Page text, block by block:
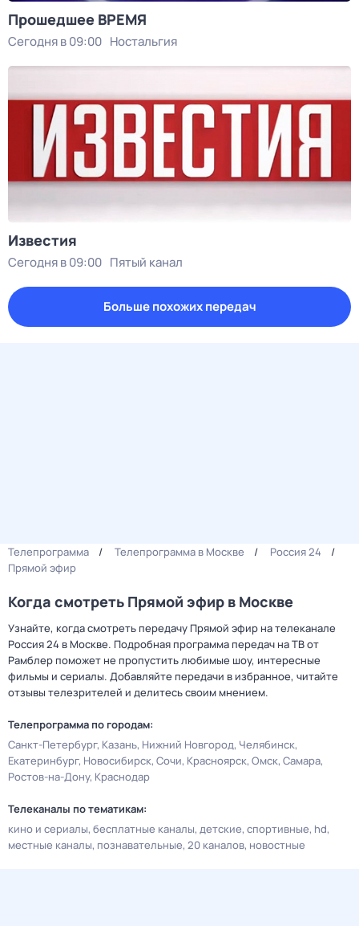
Прошедшее ВРЕМЯ
Сегодня в 09:00 Ностальгия
Известия
Сегодня в 09:00 Пятый канал
Больше похожих передач
Телепрограмма Телепрограмма в Москве
Россия 24
Прямой эфир
Когда смотреть Прямой эфир в Москве
Узнайте, когда смотреть передачу Прямой эфир на телеканале
Россия 24 в Москве. Подробная программа передач на ТВ от
Рамблер поможет не пропустить любимые шоу, интересные
фильмы и сериалы. Добавляйте передачи в избранное, читайте
отзывы телезрителей и делитесь своим мнением.
Телепрограмма по городам:
Санкт-Петербург Казань Нижний Новгород Челябинск
Екатеринбург Новосибирск Сочи Красноярск Омск Самара
Ростов-на-Дону Краснодар
Телеканалы по тематикам:
кино и сериалы бесплатные каналы детские спортивные hd
местные каналы познавательные 20 каналов новостные